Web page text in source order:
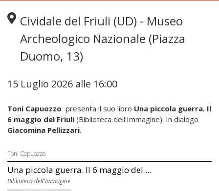
Cividale del Friuli (UD) - Museo
Archeologico Nazionale (Piazza
Duomo, 13)
15 Luglio 2026 alle 16:00
Toni Capuozzo presenta il suo libro Una piccola guerra. Il
6 maggio del Friuli (Biblioteca dell'Immagine). In dialogo
Giacomina Pellizzari.
Toni Capuozzo
Una piccola guerra. Il 6 maggio del ...
Biblioteca dell'Immagine